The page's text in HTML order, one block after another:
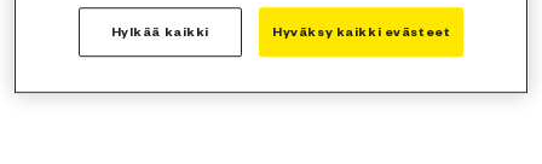
Hylkää kaikki Hyväksy kaikki evästeet